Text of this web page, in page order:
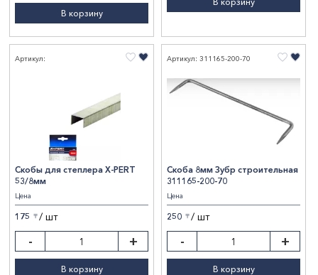
В корзину
Артикул:
Скобы для степлера X-PERT
53/8мм
Цена
175 〒 / шт
- +
В корзину
Артикул: 311165-200-70
Скоба 8мм Зубр строительная
311165-200-70
Цена
250 〒 / шт
- +
В корзину